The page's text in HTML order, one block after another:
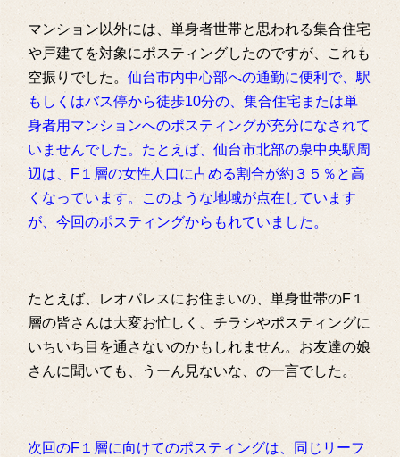
マンション以外には、単身者世帯と思われる集合住宅
や戸建てを対象にポスティングしたのですが、これも
空振りでした。仙台市内中心部への通勤に便利で、駅
もしくはバス停から徒歩10分の、集合住宅または単
身者用マンションへのポスティングが充分になされて
いませんでした。たとえば、仙台市北部の泉中央駅周
辺は、F１層の女性人口に占める割合が約３５％と高
くなっています。このような地域が点在しています
が、今回のポスティングからもれていました。
たとえば、レオパレスにお住まいの、単身世帯のF１
層の皆さんは大変お忙しく、チラシやポスティングに
いちいち目を通さないのかもしれません。お友達の娘
さんに聞いても、うーん見ないな、の一言でした。
次回のF１層に向けてのポスティングは、同じリーフ